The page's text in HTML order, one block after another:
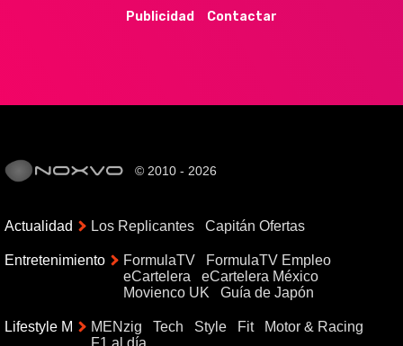
Publicidad
Contactar
© 2010 - 2026
Actualidad Los Replicantes Capitán Ofertas
Entretenimiento FormulaTV
FormulaTV Empleo
eCartelera
eCartelera México
Movienco UK
Guía de Japón
Lifestyle M MENzig Tech Style Fit
Motor & Racing
F1 al día